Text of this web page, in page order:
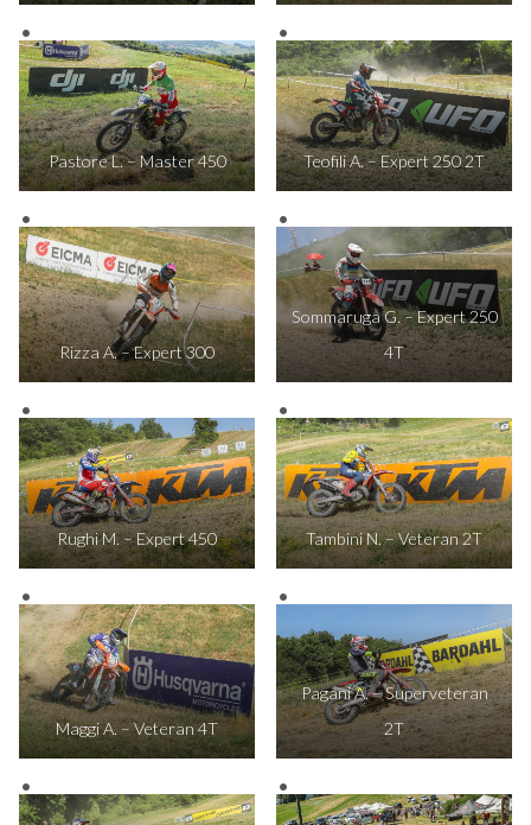
Pastore L. – Master 450 Teofili A. – Expert 250 2T
Rizza A. – Expert 300
Sommaruga G. – Expert 250
4T
Rughi M. – Expert 450 Tambini N. – Veteran 2T
Maggi A. – Veteran 4T
Pagani A. – Superveteran
2T